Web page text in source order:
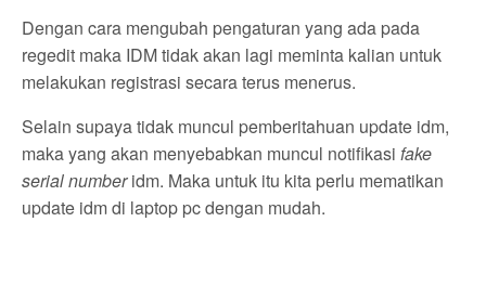
Dengan cara mengubah pengaturan yang ada pada
regedit maka IDM tidak akan lagi meminta kalian untuk
melakukan registrasi secara terus menerus.
Selain supaya tidak muncul pemberitahuan update idm,
maka yang akan menyebabkan muncul notifikasifake
serial numberidm. Maka untuk itu kita perlu mematikan
update idm di laptop pc dengan mudah.